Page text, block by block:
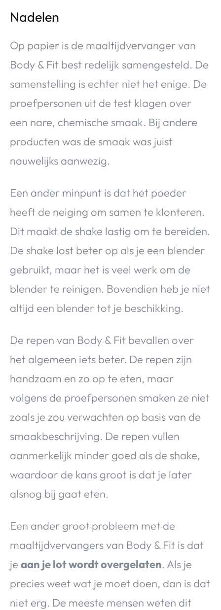
Nadelen
Op papier is de maaltijdvervanger van
Body & Fit best redelijk samengesteld. De
samenstelling is echter niet het enige. De
proefpersonen uit de test klagen over
een nare, chemische smaak. Bij andere
producten was de smaak was juist
nauwelijks aanwezig.
Een ander minpunt is dat het poeder
heeft de neiging om samen te klonteren.
Dit maakt de shake lastig om te bereiden.
De shake lost beter op als je een blender
gebruikt, maar het is veel werk om de
blender te reinigen. Bovendien heb je niet
altijd een blender tot je beschikking.
De repen van Body & Fit bevallen over
het algemeen iets beter. De repen zijn
handzaam en zo op te eten, maar
volgens de proefpersonen smaken ze niet
zoals je zou verwachten op basis van de
smaakbeschrijving. De repen vullen
aanmerkelijk minder goed als de shake,
waardoor de kans groot is dat je later
alsnog bij gaat eten.
Een ander groot probleem met de
maaltijdvervangers van Body & Fit is dat
je aan je lot wordt overgelaten. Als je
precies weet wat je moet doen, dan is dat
niet erg. De meeste mensen weten dit